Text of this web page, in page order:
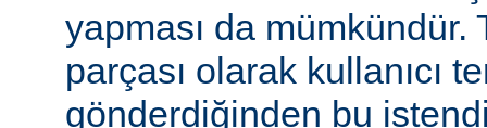
yapması da mümkündür.
parçası olarak kullanıcı
gönderdiğinden bu